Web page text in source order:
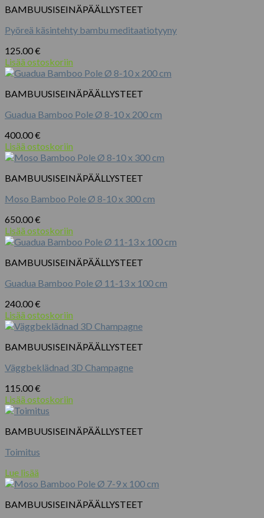
BAMBUUSISEINÄPÄÄLLYSTEET
Pyöreä käsintehty bambu meditaatiotyyny
125.00€
Lisää ostoskoriin
BAMBUUSISEINÄPÄÄLLYSTEET
Guadua Bamboo Pole Ø 8-10 x 200 cm
400.00€
Lisää ostoskoriin
BAMBUUSISEINÄPÄÄLLYSTEET
Moso Bamboo Pole Ø 8-10 x 300 cm
650.00€
Lisää ostoskoriin
BAMBUUSISEINÄPÄÄLLYSTEET
Guadua Bamboo Pole Ø 11-13 x 100 cm
240.00€
Lisää ostoskoriin
BAMBUUSISEINÄPÄÄLLYSTEET
Väggbeklädnad 3D Champagne
115.00€
Lisää ostoskoriin
BAMBUUSISEINÄPÄÄLLYSTEET
Toimitus
Lue lisää
BAMBUUSISEINÄPÄÄLLYSTEET